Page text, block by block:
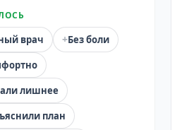
врач +Без боли
лишнее
план